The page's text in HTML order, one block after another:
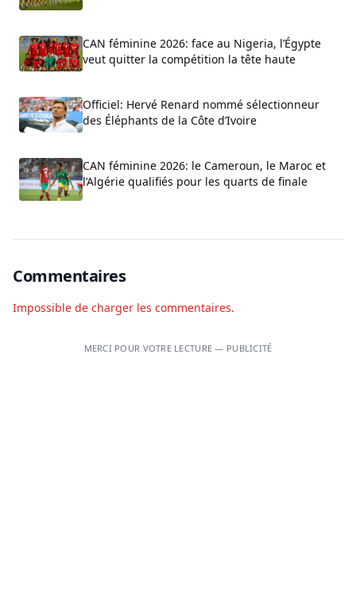
CAN féminine 2026: face au Nigeria, l’Égypte
veut quitter la compétition la tête haute
Officiel: Hervé Renard nommé sélectionneur
des Éléphants de la Côte d’Ivoire
CAN féminine 2026: le Cameroun, le Maroc et
l’Algérie qualifiés pour les quarts de finale
Commentaires
Impossible de charger les commentaires.
MERCI POUR VOTRE LECTURE — PUBLICITÉ